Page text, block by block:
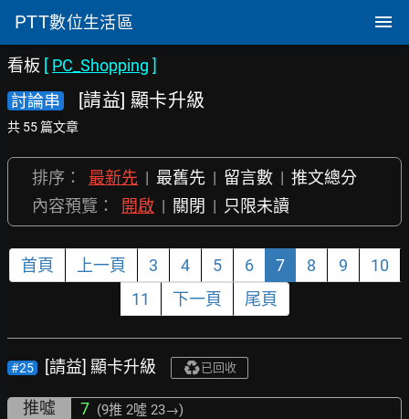
PTT數位生活區
看板 [ PC_Shopping ]
討論串
[請益] 顯卡升級
共 55 篇文章
排序： 最新先 | 最舊先 | 留言數 | 推文總分
內容預覽：
開啟 | 關閉 | 只限未讀
首頁 上一頁 3 4 5 6 7 8 9
10
11
下一頁 尾頁
#25 [請益] 顯卡升級 已回收
推噓 7 (9推 2噓 23→)